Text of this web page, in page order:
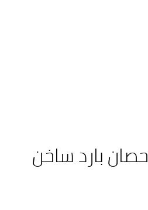
تكييف ميديا 3 حصان بارد ساخن